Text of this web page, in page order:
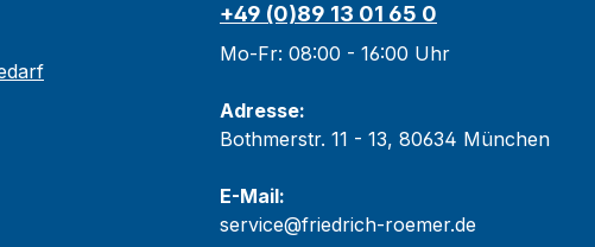
+49 (0)89 13 01 65 0
Mo-Fr: 08:00 - 16:00 Uhr
Adresse:
Bothmerstr. 11 - 13, 80634 München
E-Mail:
service@friedrich-roemer.de